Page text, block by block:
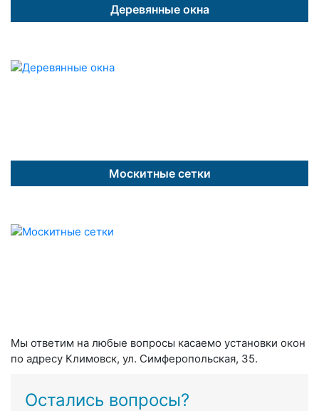
Деревянные окна
Москитные сетки
Мы ответим на любые вопросы касаемо установки окон
по адресу Климовск, ул. Симферопольская, 35.
Остались вопросы?